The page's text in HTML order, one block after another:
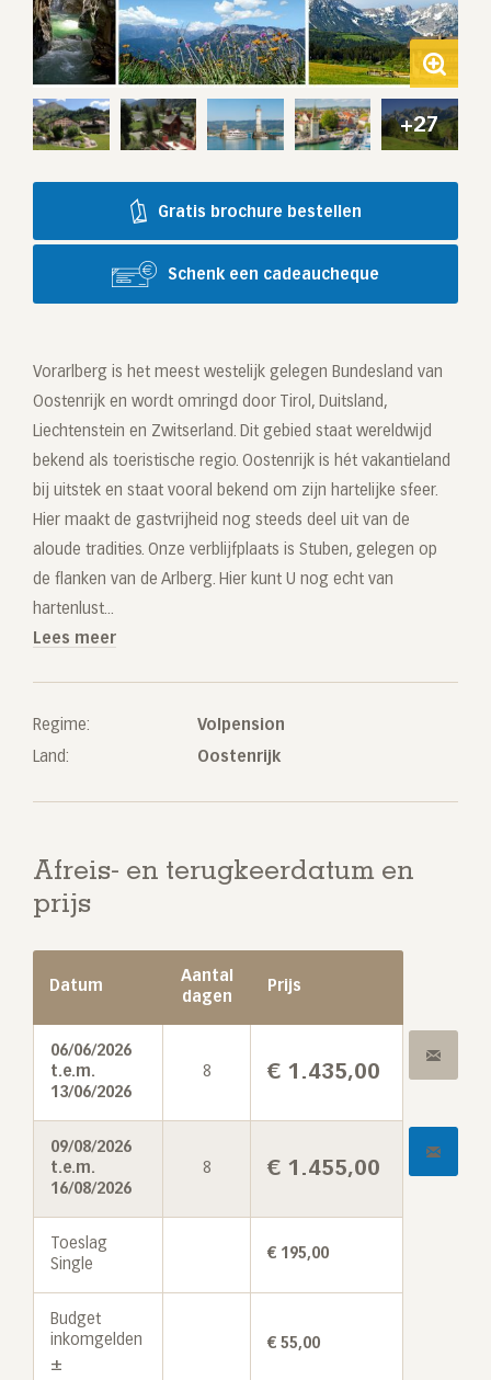
+27
Gratis brochure bestellen
Schenk een cadeaucheque
Vorarlberg is het meest westelijk gelegen Bundesland van
Oostenrijk en wordt omringd door Tirol, Duitsland,
Liechtenstein en Zwitserland. Dit gebied staat wereldwijd
bekend als toeristische regio. Oostenrijk is hét vakantieland
bij uitstek en staat vooral bekend om zijn hartelijke sfeer.
Hier maakt de gastvrijheid nog steeds deel uit van de
aloude tradities. Onze verblijfplaats is Stuben, gelegen op
de flanken van de Arlberg. Hier kunt U nog echt van
hartenlust...
Lees meer
Regime: Volpension
Land: Oostenrijk
Afreis- en terugkeerdatum en
prijs
Datum
Aantal
dagen
Prijs
06/06/2026
t.e.m.
13/06/2026
8 € 1.435,00
09/08/2026
t.e.m.
16/08/2026
8 € 1.455,00
Toeslag
Single
€ 195,00
Budget
inkomgelden
±
€ 55,00